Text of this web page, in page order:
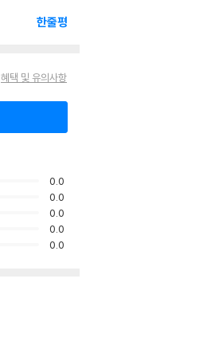
한줄평
혜택 및 유의사항
0.0
0.0
0.0
0.0
0.0